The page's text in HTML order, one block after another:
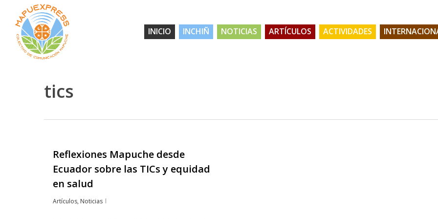
main
content
Hit enter to search or ESC to close
INICIO INCHIÑ NOTICIAS ARTÍCULOS ACTIVIDADES
tics
Reflexiones Mapuche desde
Ecuador sobre las TICs y equidad
en salud
Artículos, Noticias